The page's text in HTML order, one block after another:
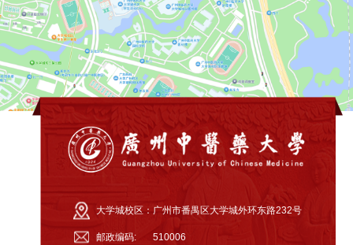
大学城校区： 广州市番禺区大学城外环东路232号
邮政编码: 510006